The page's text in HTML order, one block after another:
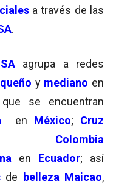
a través de las
.
agrupa a redes
y mediano en
se encuentran
en México;
Cruz
Colombia
en Ecuador; así
de belleza Maicao,